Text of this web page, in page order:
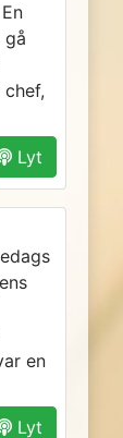
gå
Lyt
en
Lyt